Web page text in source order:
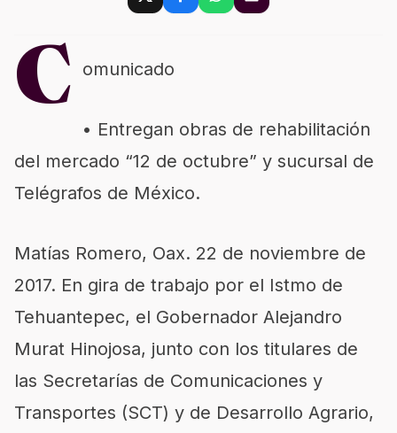
C omunicado
• Entregan obras de rehabilitación
del mercado “12 de octubre” y sucursal de
Telégrafos de México.
Matías Romero, Oax. 22 de noviembre de
2017. En gira de trabajo por el Istmo de
Tehuantepec, el Gobernador Alejandro
Murat Hinojosa, junto con los titulares de
las Secretarías de Comunicaciones y
Transportes (SCT) y de Desarrollo Agrario,